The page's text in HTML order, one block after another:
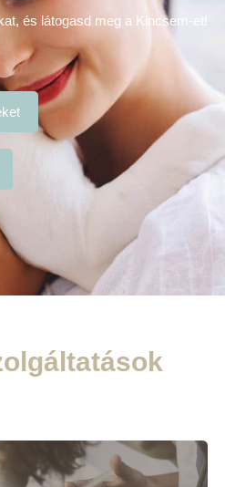
és látogasd meg a Kincsem-et!